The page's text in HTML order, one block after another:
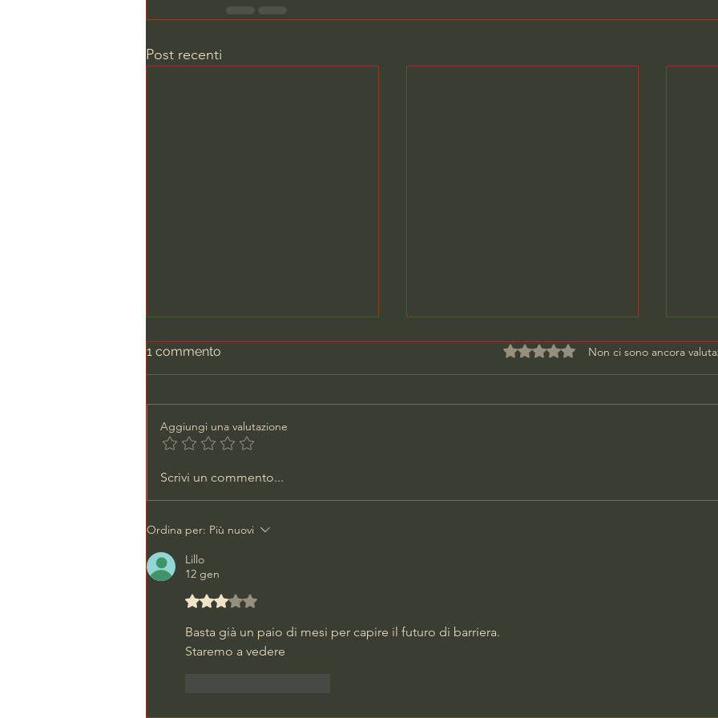
Post recenti
LARGO GIULIO CESARE
1 commento Valutazione 0 stelle su 5.
Non ci sono ancora
Aggiungi una valutazione
Scrivi un commento...
Ordina per: Più nuovi
Lillo
12 gen
Valutazione 3 stelle su 5.
Basta già un paio di mesi per capire il futuro di barriera.
Staremo a vedere